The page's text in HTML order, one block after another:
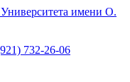
имени О.
732-26-06